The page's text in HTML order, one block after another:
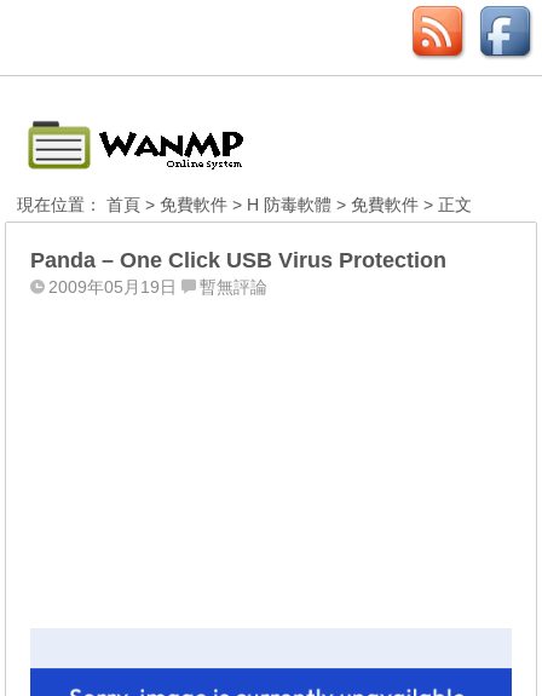
現在位置：首頁 >免費軟件 > H 防毒軟體 >免費軟件 > 正文
Panda – One Click USB Virus Protection
2009年05月19日 暫無評論